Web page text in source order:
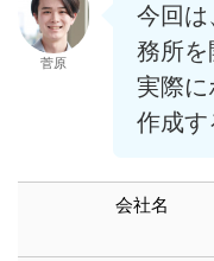
菅原
今回
務所を
実際に
作成す
会社名